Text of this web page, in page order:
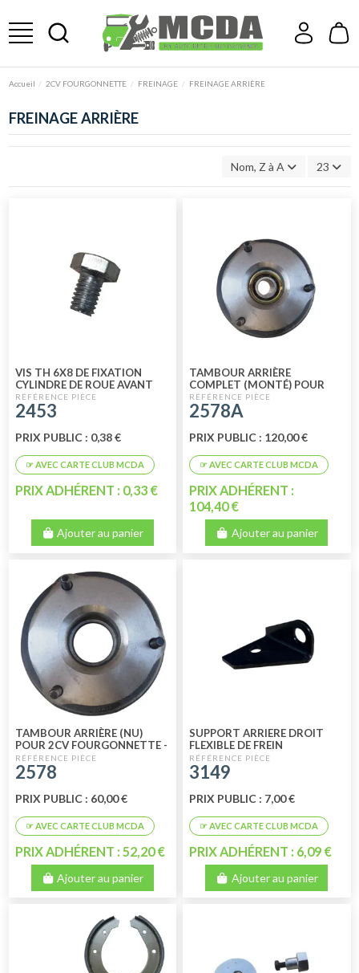
Accueil 2CV FOURGONNETTE FREINAGE FREINAGE ARRIÈRE
FREINAGE ARRIÈRE
Nom, Z à A 23
VIS TH 6X8 DE FIXATION
CYLINDRE DE ROUE AVANT
OU ARRIÈRE
2453
PRIX PUBLIC : 0,38 €
PRIX ADHÉRENT : 0,33 €
Ajouter au panier
TAMBOUR ARRIÈRE
COMPLET (MONTÉ) POUR
2CV FOURGONNETTE -
ACADIANE - AMI 8 Ø 36
2578A
PRIX PUBLIC : 120,00 €
PRIX ADHÉRENT :
104,40 €
Ajouter au panier
TAMBOUR ARRIÈRE (NU)
POUR 2CV FOURGONNETTE -
ACADIANE - AMI 8 36
2578
PRIX PUBLIC : 60,00 €
PRIX ADHÉRENT : 52,20 €
Ajouter au panier
SUPPORT ARRIERE DROIT
FLEXIBLE DE FREIN
3149
PRIX PUBLIC : 7,00 €
PRIX ADHÉRENT : 6,09 €
Ajouter au panier